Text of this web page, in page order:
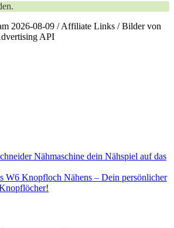
2026-08-09 / Affiliate Links / Bilder von
API
Nähmaschine dein Nähspiel auf das
W6 Knopfloch Nähens – Dein persönlicher